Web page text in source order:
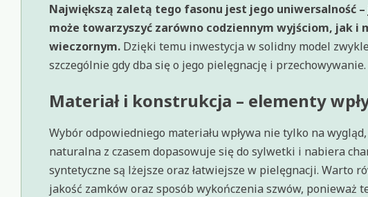
Największą zaletą tego fasonu jest jego uniwersalność
może towarzyszyć zarówno codziennym wyjściom, jak
wieczornym. Dzięki temu inwestycja w solidny model
szczególnie gdy dba się o jego pielęgnację i przechowywanie.
Materiał i konstrukcja – elementy
Wybór odpowiedniego materiału wpływa nie tylko na
naturalna z czasem dopasowuje się do sylwetki i nabiera
syntetyczne są lżejsze oraz łatwiejsze w pielęgnacji. Warto
jakość zamków oraz sposób wykończenia szwów, ponieważ